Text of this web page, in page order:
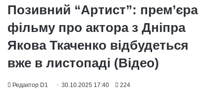
Позивний “Артист”: прем’єра
фільму про актора з Дніпра
Якова Ткаченко відбудеться
вже в листопаді (Відео)
Редактор D1 30.10.2025 17:40 224